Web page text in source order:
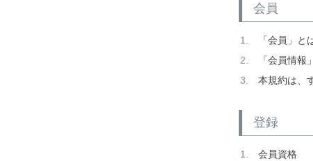
会員
「会員」
「会員情
本規約は、
登録
会員資格